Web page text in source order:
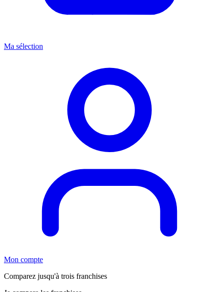
Ma sélection
Mon compte
Comparez jusqu'à trois franchises